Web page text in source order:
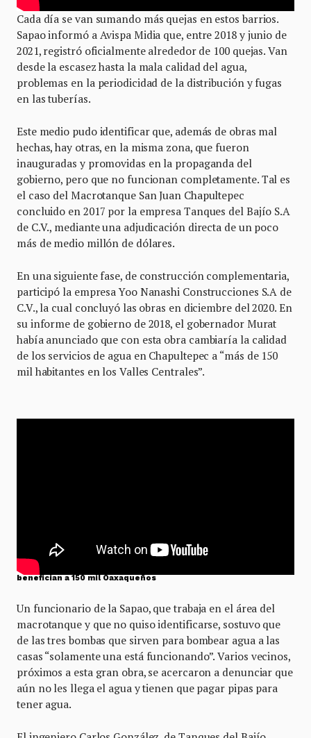
Cada día se van sumando más quejas en estos barrios.
Sapao informó a Avispa Midia que, entre 2018 y junio de
2021, registró oficialmente alrededor de 100 quejas. Van
desde la escasez hasta la mala calidad del agua,
problemas en la periodicidad de la distribución y fugas
en las tuberías.
Este medio pudo identificar que, además de obras mal
hechas, hay otras, en la misma zona, que fueron
inauguradas y promovidas en la propaganda del
gobierno, pero que no funcionan completamente. Tal es
el caso del Macrotanque San Juan Chapultepec
concluido en 2017 por la empresa Tanques del Bajío S.A
de C.V., mediante una adjudicación directa de un poco
más de medio millón de dólares.
En una siguiente fase, de construcción complementaria,
participó la empresa Yoo Nanashi Construcciones S.A de
C.V., la cual concluyó las obras en diciembre del 2020. En
su informe de gobierno de 2018, el gobernador Murat
había anunciado que con esta obra cambiaría la calidad
de los servicios de agua en Chapultepec a “más de 150
mil habitantes en los Valles Centrales”.
Gobernador de Oaxaca anuncia en sus redes sociales que se
benefician a 150 mil Oaxaqueños
Un funcionario de la Sapao, que trabaja en el área del
macrotanque y que no quiso identificarse, sostuvo que
de las tres bombas que sirven para bombear agua a las
casas “solamente una está funcionando”. Varios vecinos,
próximos a esta gran obra, se acercaron a denunciar que
aún no les llega el agua y tienen que pagar pipas para
tener agua.